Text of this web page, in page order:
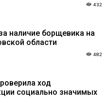
432
наличие борщевика на
области
482
ход
социально значимых